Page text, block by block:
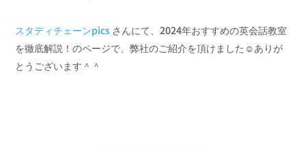
スタディチェーンpics さんにて、2024年おすすめの英会話教室
を徹底解説！のページで、弊社のご紹介を頂けました☺️ありが
とうございます＾＾